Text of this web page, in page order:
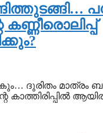
കണ്ണീരൊലിപ്പ്
ദുരിതം മാത്രം
കാത്തിരിപ്പിൽ